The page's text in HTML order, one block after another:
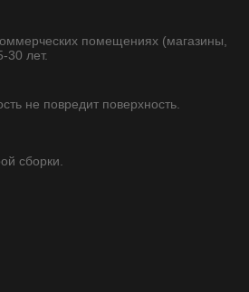
помещениях (магазины,
30 лет.
не повредит поверхность.
сборки.